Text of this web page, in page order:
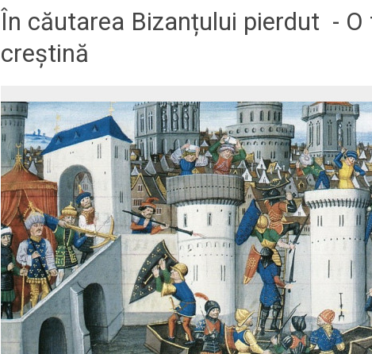
În căutarea Bizanțului pierdut - O
creștină